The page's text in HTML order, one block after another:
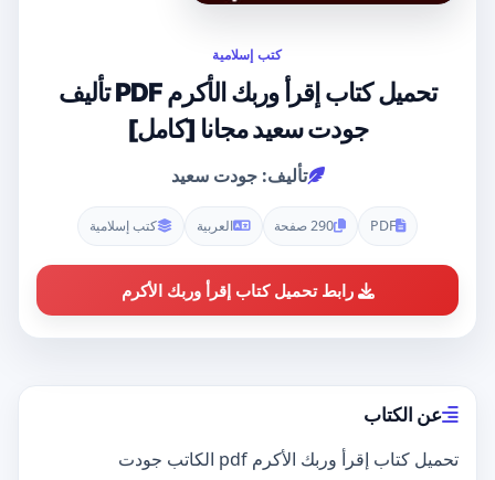
كتب إسلامية
تحميل كتاب إقرأ وربك الأكرم PDF تأليف
جودت سعيد مجانا [كامل]
تأليف: جودت سعيد
PDF 290 صفحة العربية كتب إسلامية
رابط تحميل كتاب إقرأ وربك الأكرم
عن الكتاب
تحميل كتاب إقرأ وربك الأكرم pdf الكاتب جودت